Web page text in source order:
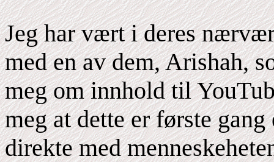
Jeg har vært i deres
med en av dem, Arishah,
meg om innhold til
meg at dette er første
direkte med